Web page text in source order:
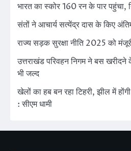
भारत का स्कोर 160 रन के पार पहुंचा,
संतों ने आचार्य सत्येंद्र दास के किए
राज्य सड़क सुरक्षा नीति 2025 को
उत्तराखंड परिवहन निगम ने बस खरीदने
भी जल्द
खेलों का हब बन रहा टिहरी, झील में होंगी
: सीएम धामी